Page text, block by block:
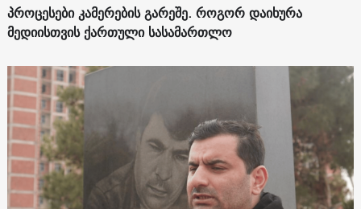
პროცესები კამერების გარეშე. როგორ დაიხურა
მედიისთვის ქართული სასამართლო